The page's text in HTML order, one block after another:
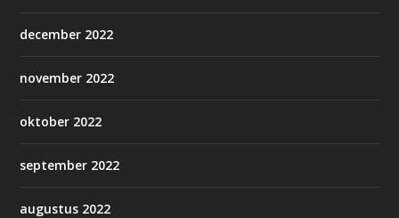
december 2022
november 2022
oktober 2022
september 2022
augustus 2022